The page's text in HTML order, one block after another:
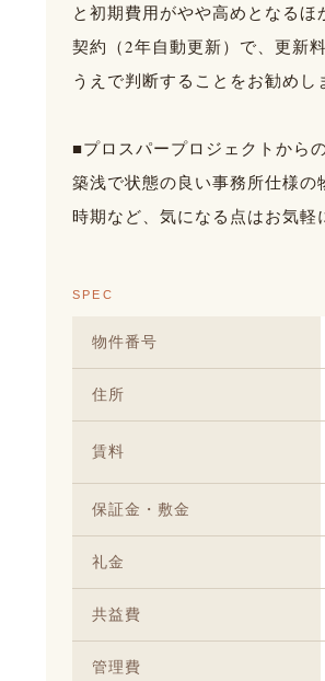
と初期費用がやや高めとなる
契約（2年自動更新）で、更新
うえで判断することをお勧めし
■プロスパープロジェクトから
築浅で状態の良い事務所仕様
時期など、気になる点はお気軽
SPEC
物件番号
住所
賃料
保証金・敷金
礼金
共益費
管理費